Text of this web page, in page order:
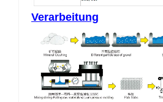
Verarbeitung